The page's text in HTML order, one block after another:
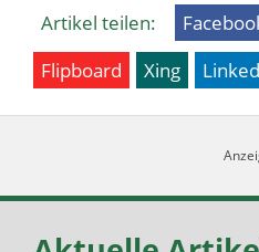
Artikel teilen:
Flipboard
Xing